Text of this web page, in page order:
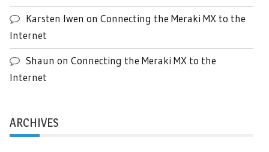
Karsten Iwen on Connecting the Meraki MX to the
Internet
Shaun on Connecting the Meraki MX to the
Internet
ARCHIVES